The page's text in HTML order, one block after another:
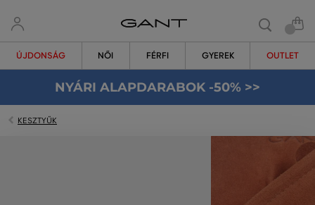
ÚJDONSÁG NŐI FÉRFI GYEREK OUTLET
NYÁRI ALAPDARABOK -50% >>
KESZTYŰK